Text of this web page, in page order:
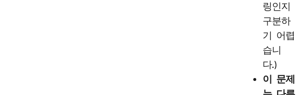
링인지
구분하
기 어렵
습니
다.)
이 문제